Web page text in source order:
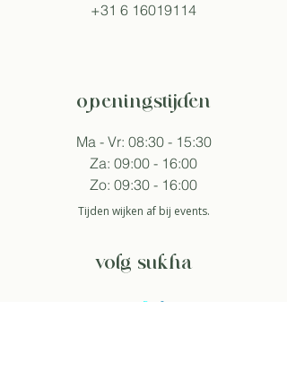
+31 6 16019114
openingstijden
Ma - Vr: 08:30 - 15:30
Za: 09:00 - 16:00
Zo: 09:30 - 16:00
Tijden wijken af bij events.
volg sukha